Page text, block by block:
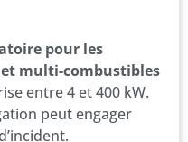
pour les
multi-combustibles
entre 4 et 400 kW.
peut engager